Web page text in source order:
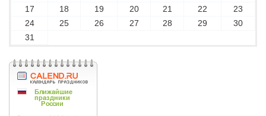
17
18 19 20 21 22
23
24
25 26 27 28 29
30
31